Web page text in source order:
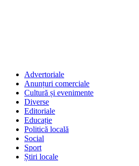
Advertoriale
Anunțuri comerciale
Cultură și evenimente
Diverse
Editoriale
Educație
Politică locală
Social
Sport
Știri locale